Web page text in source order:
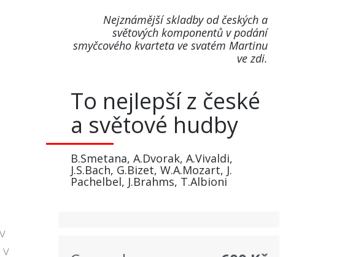
Nejznámější skladby od českých a
světových komponentů v podání
smyčcového kvarteta ve svatém Martinu
ve zdi.
To nejlepší z české
a světové hudby
B.Smetana, A.Dvorak, A.Vivaldi,
J.S.Bach, G.Bizet, W.A.Mozart, J.
Pachelbel, J.Brahms, T.Albioni